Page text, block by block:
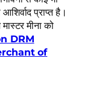
प्राप्त है।
मीना को
DRM
of